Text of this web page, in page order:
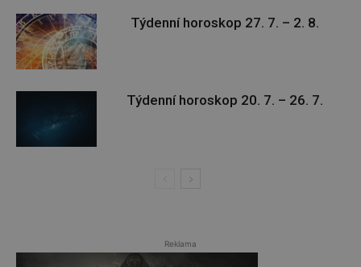
Týdenní horoskop 27. 7. – 2. 8.
Týdenní horoskop 20. 7. – 26. 7.
Reklama